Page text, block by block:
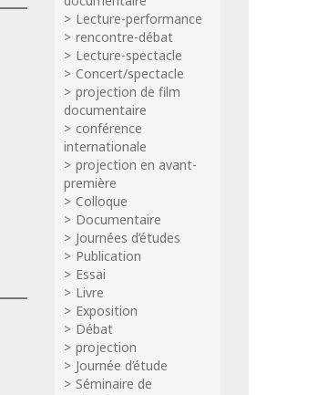
Lecture-performance
rencontre-débat
Lecture-spectacle
Concert/spectacle
projection de film
documentaire
conférence
internationale
projection en avant-
première
Colloque
Documentaire
Journées d’études
Publication
Essai
Livre
Exposition
Débat
projection
Journée d’étude
Séminaire de